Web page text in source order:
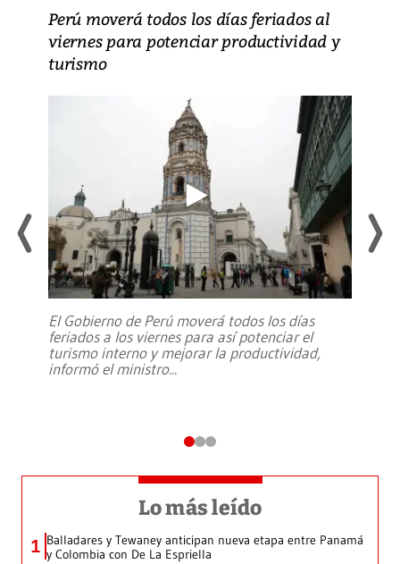
Perú moverá todos los días feriados al
viernes para potenciar productividad y
turismo
El Gobierno de Perú moverá todos los días
feriados a los viernes para así potenciar el
turismo interno y mejorar la productividad,
informó el ministro...
Lo más leído
1 Balladares y Tewaney anticipan nueva etapa entre Panamá
y Colombia con De La Espriella